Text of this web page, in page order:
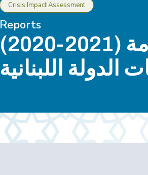
Crisis Impact Assessment
Reports
(2020-2021) تقييم أثر الأزمة
اللبنانية